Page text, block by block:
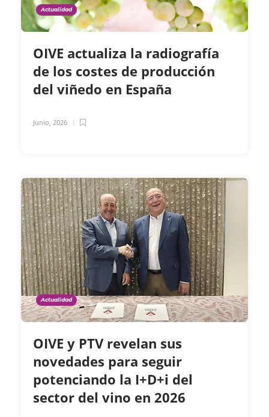
Actualidad
OIVE actualiza la radiografía
de los costes de producción
del viñedo en España
Junio, 2026
Actualidad
OIVE y PTV revelan sus
novedades para seguir
potenciando la I+D+i del
sector del vino en 2026